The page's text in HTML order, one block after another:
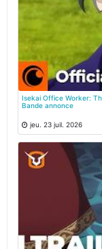
Isekai Office Worker:
Bande annonce
jeu. 23 juil. 2026